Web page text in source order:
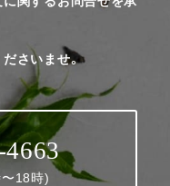
さいませ。
4663
18時)